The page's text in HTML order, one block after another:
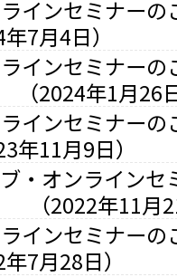
ラインセミナー
年7月4日）
ラインセミナー
（2024年1月26
ラインセミナー
年11月9日）
ブ・オンライン
（2022年11月
ラインセミナー
年7月28日）